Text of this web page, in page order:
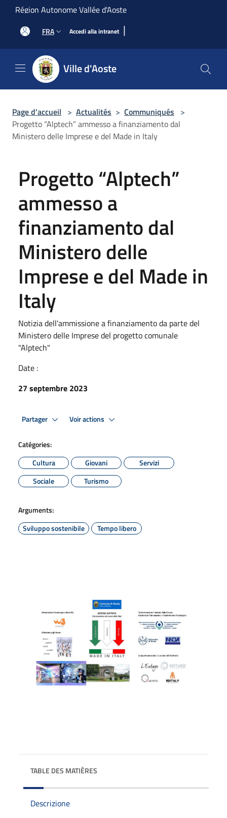
Salta al contenuto principale
Région Autonome Vallée d'Aoste
FRA Accedi alla intranet |
Ville d'Aoste
Page d'accueil > Actualités > Communiqués >
Progetto “Alptech” ammesso a finanziamento dal
Ministero delle Imprese e del Made in Italy
Progetto “Alptech”
ammesso a
finanziamento dal
Ministero delle
Imprese e del Made in
Italy
Notizia dell'ammissione a finanziamento da parte del
Ministero delle Imprese del progetto comunale
"Alptech"
Date :
27 septembre 2023
Partager Voir actions
Catégories:
Cultura
Giovani
Servizi
Sociale
Turismo
Arguments:
Sviluppo sostenibile
Tempo libero
TABLE DES MATIÈRES
Descrizione